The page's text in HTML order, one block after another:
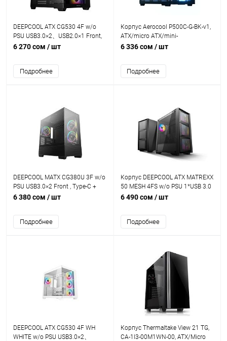
DEEPCOOL ATX CG530 4F w/o
PSU USB3.0×2、USB2.0×1 Front,
Type-С, 120mm*4 ARGB fans
6 270 сом / шт
Подробнее
Корпус Aerocool P500C-G-BK-v1,
ATX/micro ATX/mini-
ITX,2xUSB3.0,HD-Audio+Mic,Кулер
до162мм,VGA до
450мм,2x3.5”/3x2.5,285x380x420
6 336 сом / шт
Подробнее
DEEPCOOL MATX CG380U 3F w/o
PSU USB3.0×2 Front , Type-C +
120mm*3 ARGB fans
6 380 сом / шт
Подробнее
Корпус DEEPCOOL ATX MATREXX
50 MESH 4FS w/o PSU 1*USB 3.0
4xRGB FANS Mesh front panel
6 490 сом / шт
Подробнее
DEEPCOOL ATX CG530 4F WH
WHITE w/o PSU USB3.0×2、
Корпус Thermaltake View 21 TG,
CA-1I3-00M1WN-00, ATX/Micro